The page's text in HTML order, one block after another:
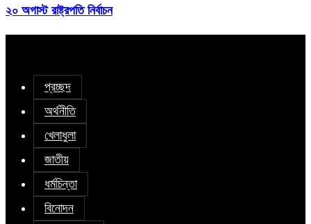
২০ অগাস্ট রাষ্ট্রপতি নির্বাচন
প্রচ্ছদ
অর্থনীতি
খেলাধুলা
জাতীয়
ধর্মচিন্তা
বিনোদন